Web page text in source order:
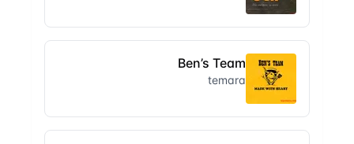
Ben’s Team
temara